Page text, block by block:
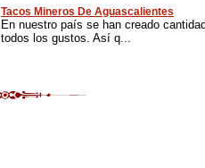
Tacos Mineros De Aguascalientes
En nuestro país se han creado
todos los gustos. Así q...